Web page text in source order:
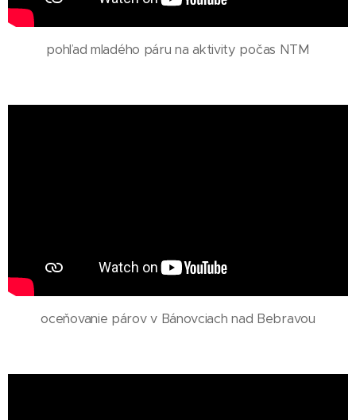
pohľad mladého páru na aktivity počas NTM
oceňovanie párov v Bánovciach nad Bebravou